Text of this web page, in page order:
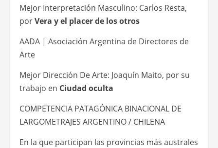
Mejor Interpretación Masculino: Carlos Resta,
porVera y el placer de los otros
AADA | Asociación Argentina de Directores de
Arte
Mejor Dirección De Arte: Joaquín Maito, por su
trabajo en Ciudad oculta
COMPETENCIA PATAGÓNICA BINACIONAL DE
LARGOMETRAJES ARGENTINO / CHILENA
En la que participan las provincias más australes